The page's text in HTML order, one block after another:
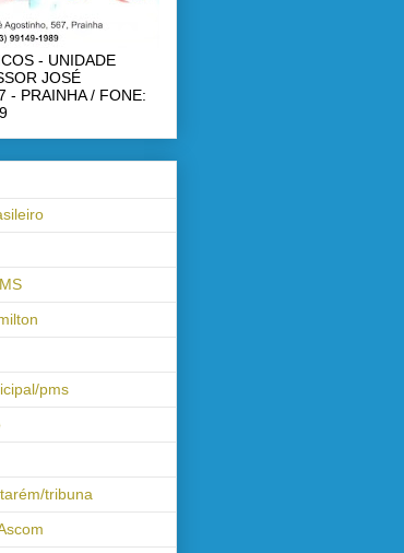
- UNIDADE
JOSÉ
- PRAINHA / FONE:
pms
tribuna